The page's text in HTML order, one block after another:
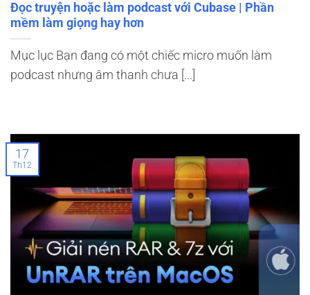
Đọc truyện hoặc làm podcast với Cubase | Phần
mềm làm giọng hay hơn
Mục lục Bạn đang có một chiếc micro muốn làm
podcast nhưng âm thanh chưa [...]
17
Th12